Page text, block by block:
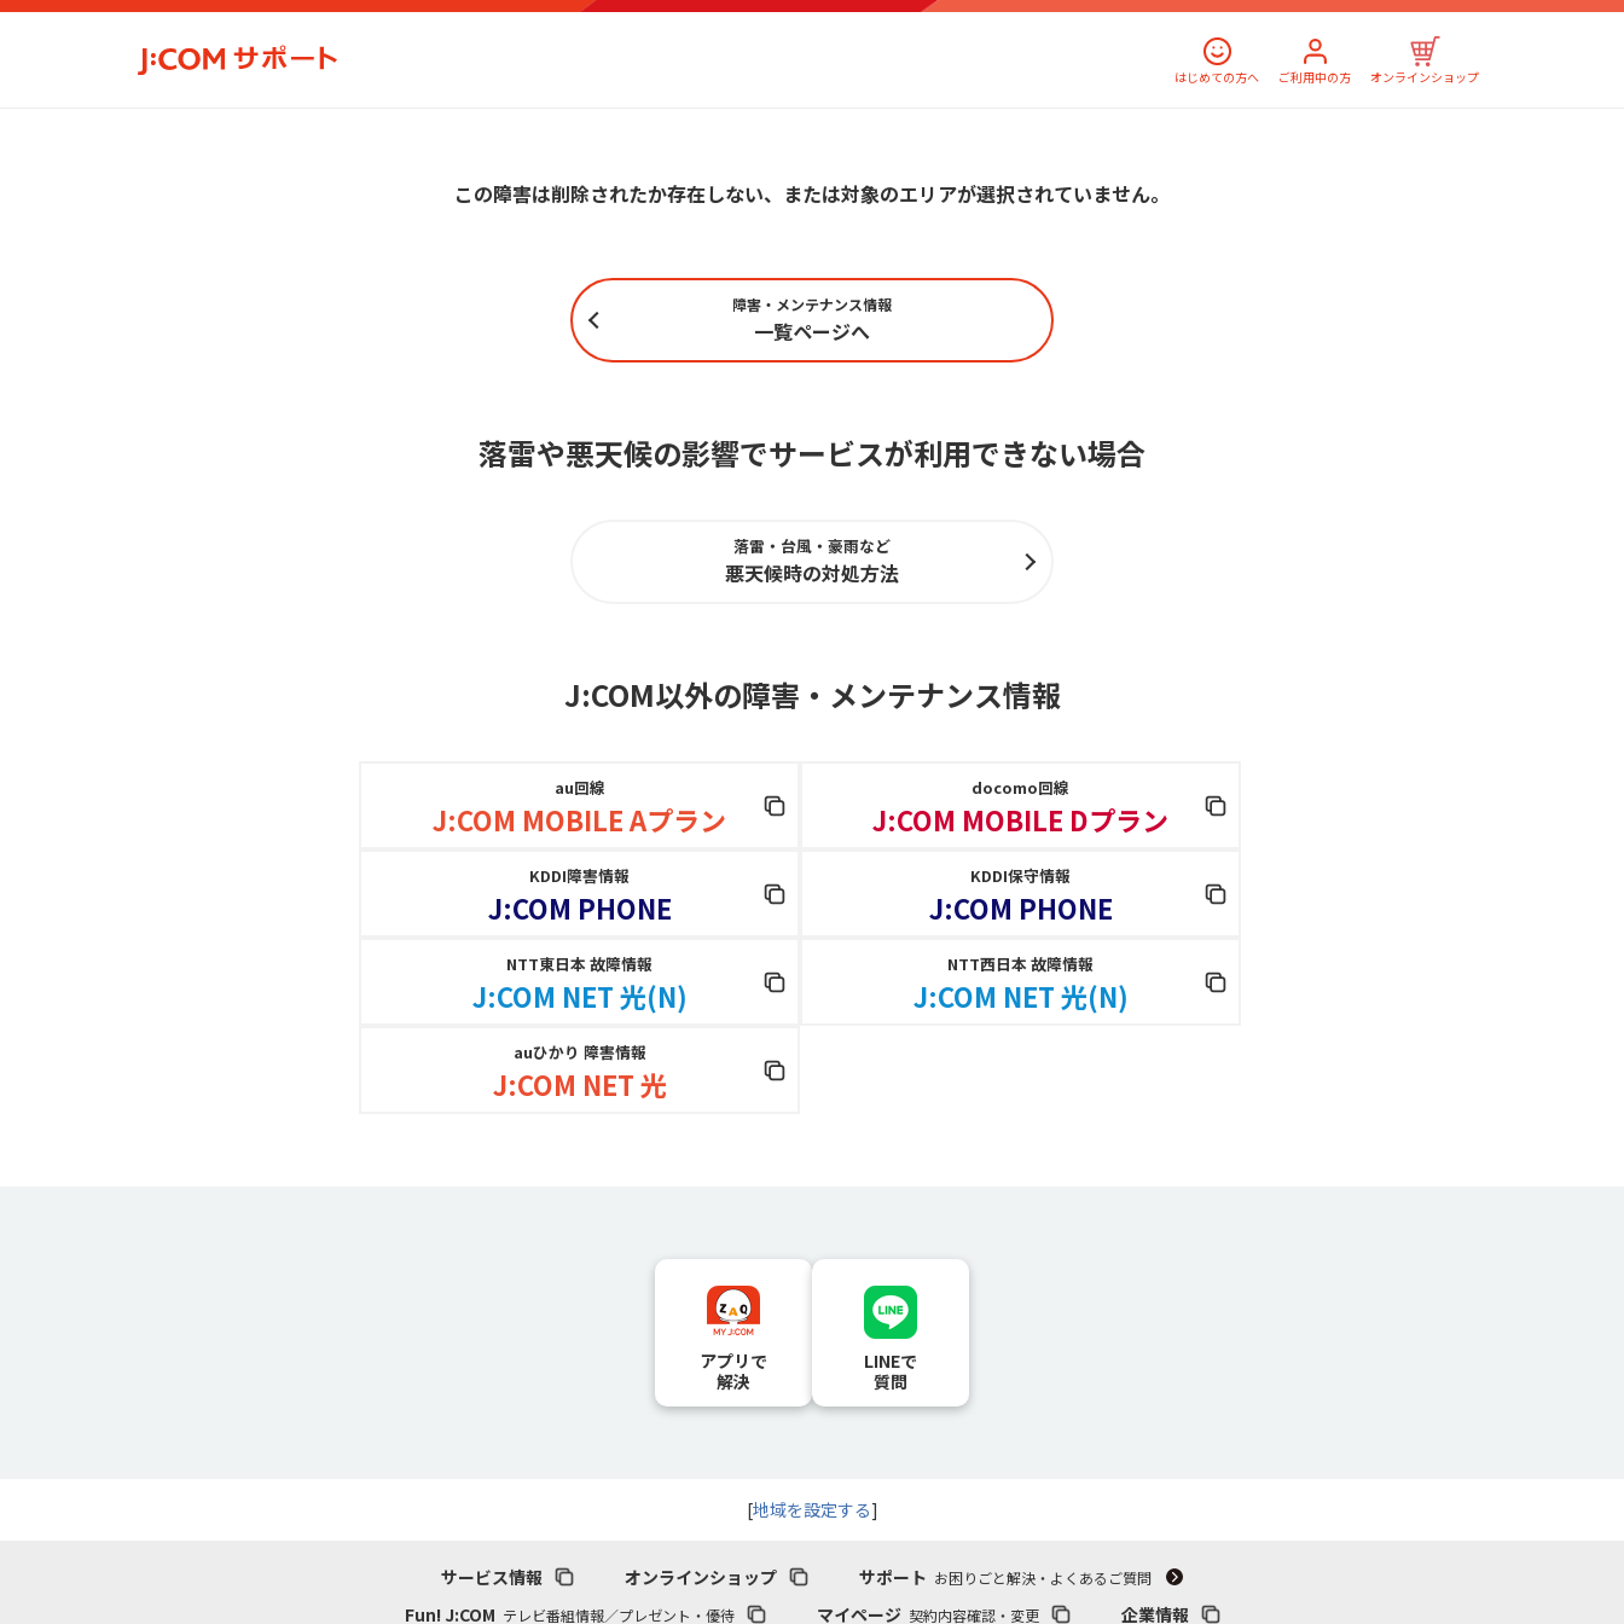
はじめての方へ ご利用中の方 オンラインショップ
この障害は削除されたか存在しない、または対象のエリアが選択されていません。
障害・メンテナンス情報
一覧ページへ
落雷や悪天候の影響でサービスが利用できない場合
落雷・台風・豪雨など
悪天候時の対処方法
J:COM以外の障害 ・ メンテナンス情報
au回線
J:COM MOBILE Aプラン
docomo回線
J:COM MOBILE Dプラン
KDDI障害情報
J:COM PHONE
KDDI保守情報
J:COM PHONE
NTT東日本 故障情報
J:COM NET 光(N)
NTT西日本 故障情報
J:COM NET 光(N)
auひかり 障害情報
J:COM NET 光
アプリで
解決
LINEで
質問
[地域を設定する]
サービス情報 オンラインショップ サポート お困りごと解決・よくあるご質問
Fun! J:COM テレビ番組情報／プレゼント・優待 マイページ 契約内容確認・変更 企業情報